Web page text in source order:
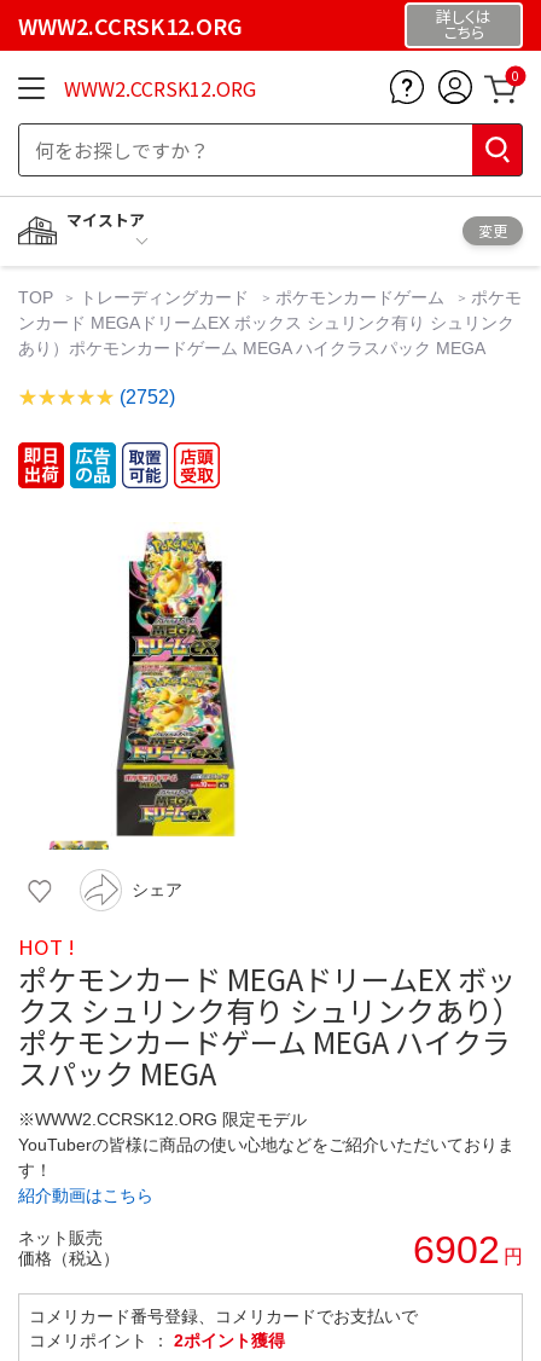
WWW2.CCRSK12.ORG 詳しくは
こちら
WWW2.CCRSK12.ORG 0
マイストア
変更
TOP トレーディングカード ポケモンカードゲーム
ポケモ
ンカード MEGAドリームEX ボックス シュリンク有り シュリンク
あり）ポケモンカードゲーム MEGA ハイクラスパック MEGA
(2752)
シェア
HOT !
ポケモンカード MEGAドリームEX ボッ
クス シュリンク有り シュリンクあり）
ポケモンカードゲーム MEGA ハイクラ
スパック MEGA
※WWW2.CCRSK12.ORG 限定モデル
YouTuberの皆様に商品の使い心地などをご紹介いただいておりま
す！
紹介動画はこちら
ネット販売
価格（税込）
6902 円
コメリカード番号登録、コメリカードでお支払いで
コメリポイント ： 2ポイント獲得